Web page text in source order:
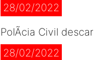
28/02/2022
PolÃ­cia Civil
28/02/2022